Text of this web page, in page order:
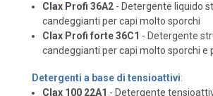
Clax Profi 36A2 - Detergente liquido
candeggianti per capi molto sporchi
Clax Profi forte 36C1 - Detergente
candeggianti per capi molto sporchi e
Detergenti a base di tensioattivi:
Clax 100 22A1 - Detergente